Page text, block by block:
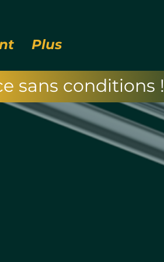
Plus
sans conditions !